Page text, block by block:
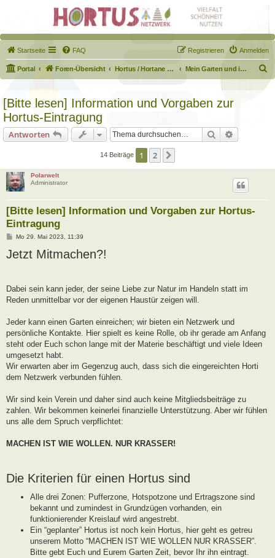
Startseite FAQ Anmelden
Registrieren
Portal Foren-Übersicht Hortus / Hortane Habitate / Garten auf dem Weg Mein Garten und ich!
u
[Bitte lesen] Information und Vorgaben zur
Hortus-Eintragung
Antworten Suche
14 Beiträge 1 2
Polarwelt
Administrator
[Bitte lesen] Information und Vorgaben zur Hortus-
Eintragung
B
i
t
Mo 29. Mai 2023, 11:39
Jetzt Mitmachen?!
Dabei sein kann jeder, der seine Liebe zur Natur im Handeln statt im
Reden unmittelbar vor der eigenen Haustür zeigen will.
Jeder kann einen Garten einreichen; wir bieten ein Netzwerk und
persönliche Kontakte. Hier spielt es keine Rolle, ob ihr gerade am Anfang
steht oder Euch schon lange mit der Materie beschäftigt und viele Ideen
umgesetzt habt.
Wir erwarten aber im Gegenzug auch, dass sich die eingereichten Horti
dem Netzwerk verbunden fühlen.
Wir sind kein Verein und daher sind auch keine Mitgliedsbeiträge zu
zahlen. Wir bekommen keinerlei finanzielle Unterstützung. Aber wir fühlen
uns alle dem Spruch verpflichtet:
MACHEN IST WIE WOLLEN. NUR KRASSER!
Die Kriterien für einen Hortus sind
Alle drei Zonen: Pufferzone, Hotspotzone und Ertragszone sind
bekannt und zumindest in Grundzügen vorhanden, ein
funktionierender Kreislauf wird angestrebt.
Ein “geplanter” Hortus ist noch kein Hortus, hier geht es getreu
unserem Motto “MACHEN IST WIE WOLLEN NUR KRASSER”.
Bitte gebt Euch und Eurem Garten Zeit, bevor Ihr ihn eintragt.